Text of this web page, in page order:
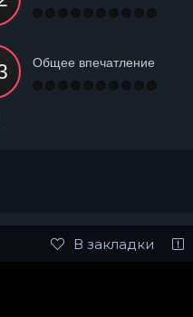
Общее впечатление
В закладки